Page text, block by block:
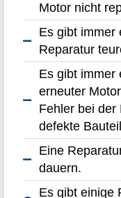
Motor nicht
Es gibt immer
Reparatur
Es gibt immer
erneuter
Fehler bei der
defekte
Eine
dauern.
Es gibt einige